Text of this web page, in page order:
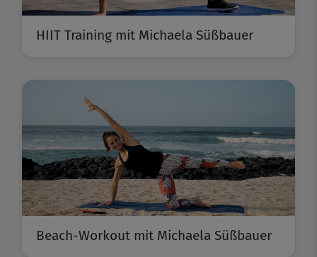
HIIT Training mit Michaela Süßbauer
Beach-Workout mit Michaela Süßbauer